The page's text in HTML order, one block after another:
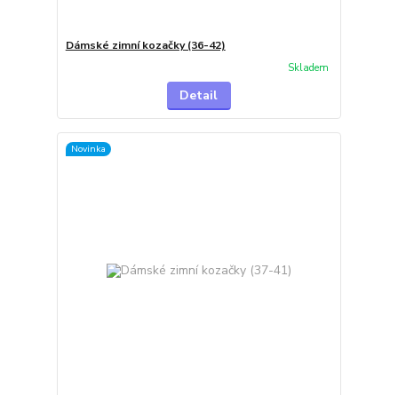
Dámské zimní kozačky (36-42)
Skladem
Detail
Novinka